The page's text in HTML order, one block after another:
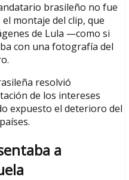
brasileño no fue
montaje del clip, que
de Lula —como si
con una fotografía del
resolvió
de los intereses
expuesto el deterioro del
a